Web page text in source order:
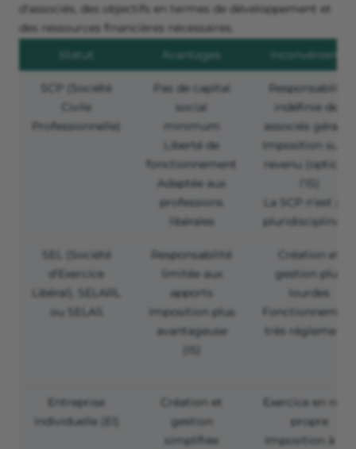
d'associés, des objectifs en termes de développement et
des ressources financières nécessaires.
Statut
Avantages Inconvénients
SCP (Société
Civile
Professionnelle)
Pas de capital
social
minimum
Liberté de
fonctionnement
Adaptée aux
professions
libérales
Responsabilité
indéfinie des
associés gérants
Imposition sur le
revenu (option à
La SCP n’est pas
pluridisciplinaire
SEL (Société
d'Exercice
Libéral), SELARL
ou SELAS
Responsabilité
limitée aux
apports
Imposition plus
avantageuse
Création et
gestion plus
lourdes
Fonctionnement
très réglementé
Entreprise
individuelle (EI)
Création et
gestion
simplifiée
Exercice en nom
propre
Imposition à l’IR